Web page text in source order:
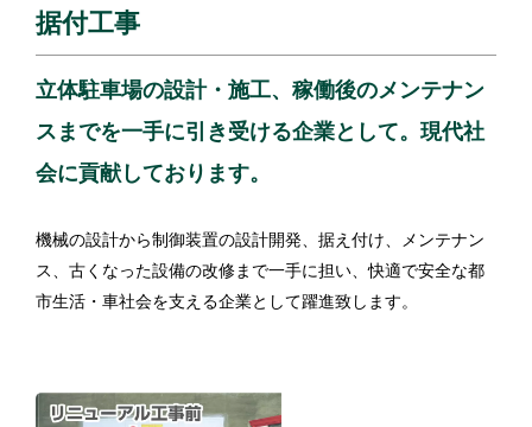
据付工事
立体駐車場の設計・施工、稼働後のメンテナン
スまでを一手に引き受ける企業として。現代社
会に貢献しております。
機械の設計から制御装置の設計開発、据え付け、メンテナン
ス、古くなった設備の改修まで一手に担い、快適で安全な都
市生活・車社会を支える企業として躍進致します。